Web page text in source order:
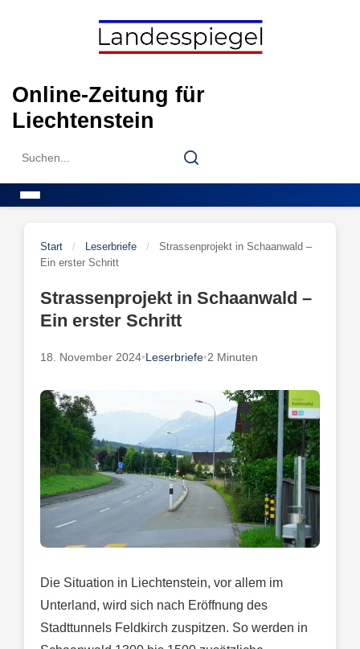
Online-Zeitung für
Liechtenstein
Search
Search
Start / Leserbriefe /
Strassenprojekt in Schaanwald –
Ein erster Schritt
Strassenprojekt in Schaanwald –
Ein erster Schritt
18. November 2024•Leserbriefe•2 Minuten
Die Situation in Liechtenstein, vor allem im
Unterland, wird sich nach Eröffnung des
Stadttunnels Feldkirch zuspitzen. So werden in